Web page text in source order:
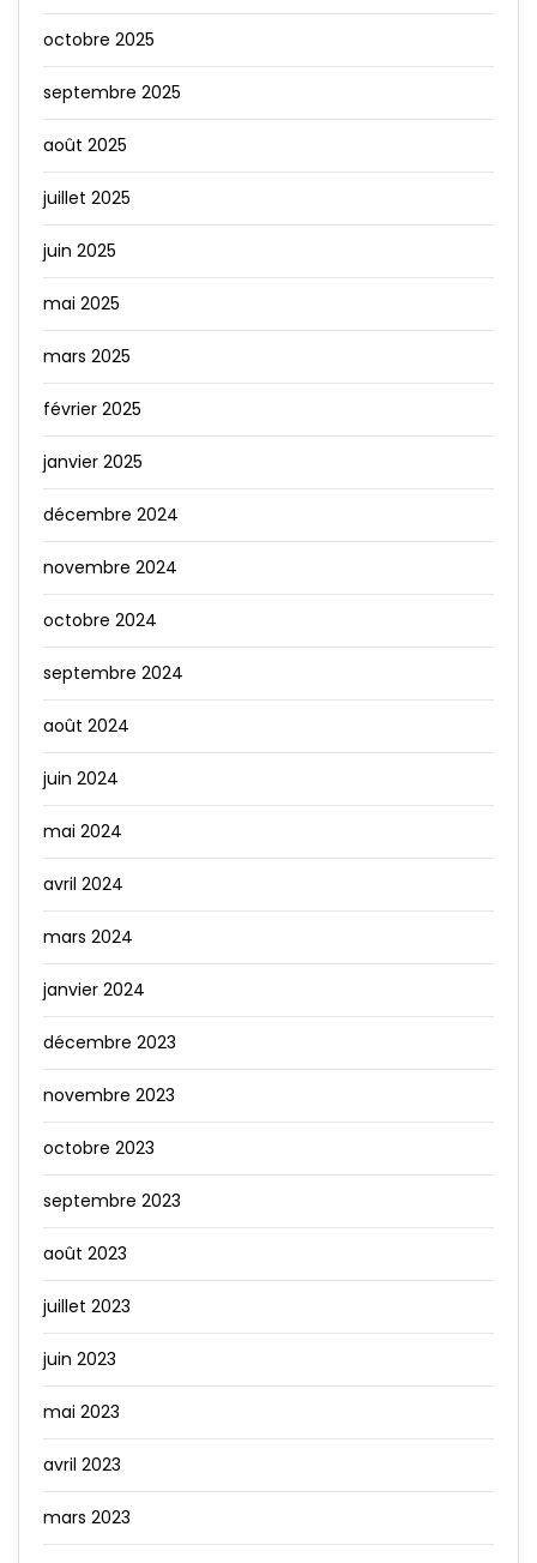
octobre 2025
septembre 2025
août 2025
juillet 2025
juin 2025
mai 2025
mars 2025
février 2025
janvier 2025
décembre 2024
novembre 2024
octobre 2024
septembre 2024
août 2024
juin 2024
mai 2024
avril 2024
mars 2024
janvier 2024
décembre 2023
novembre 2023
octobre 2023
septembre 2023
août 2023
juillet 2023
juin 2023
mai 2023
avril 2023
mars 2023